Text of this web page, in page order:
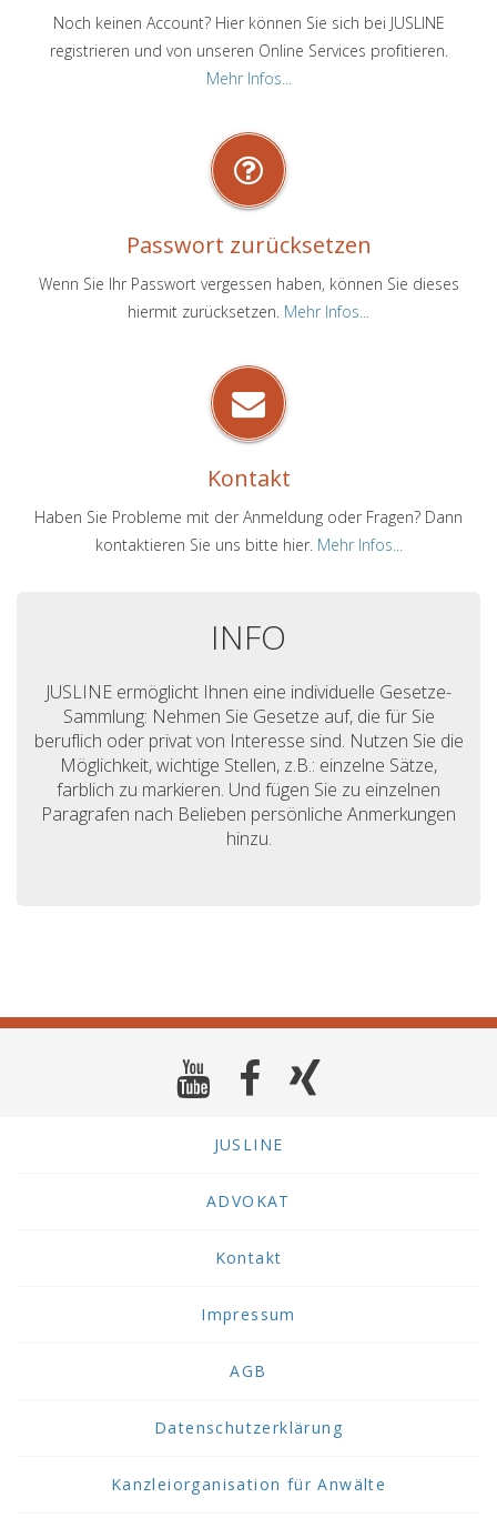
Noch keinen Account? Hier können Sie sich bei JUSLINE
registrieren und von unseren Online Services profitieren.
Mehr Infos...
Passwort zurücksetzen
Wenn Sie Ihr Passwort vergessen haben, können Sie dieses
hiermit zurücksetzen. Mehr Infos...
Kontakt
Haben Sie Probleme mit der Anmeldung oder Fragen? Dann
kontaktieren Sie uns bitte hier. Mehr Infos...
INFO
JUSLINE ermöglicht Ihnen eine individuelle Gesetze-
Sammlung: Nehmen Sie Gesetze auf, die für Sie
beruflich oder privat von Interesse sind. Nutzen Sie die
Möglichkeit, wichtige Stellen, z.B.: einzelne Sätze,
farblich zu markieren. Und fügen Sie zu einzelnen
Paragrafen nach Belieben persönliche Anmerkungen
hinzu.
JUSLINE
ADVOKAT
Kontakt
Impressum
AGB
Datenschutzerklärung
Kanzleiorganisation für Anwälte